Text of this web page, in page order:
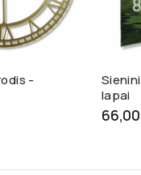
-
lapai